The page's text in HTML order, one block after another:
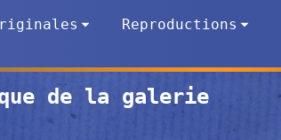
Reproductions
de la galerie